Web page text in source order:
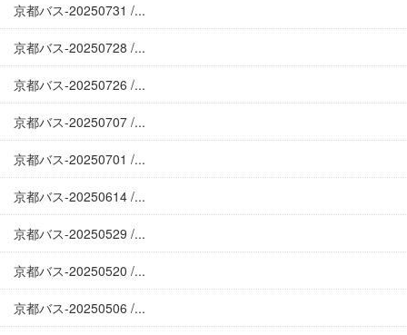
京都バス-20250731 /...
京都バス-20250728 /...
京都バス-20250726 /...
京都バス-20250707 /...
京都バス-20250701 /...
京都バス-20250614 /...
京都バス-20250529 /...
京都バス-20250520 /...
京都バス-20250506 /...